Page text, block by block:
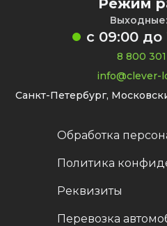
Режим
с 09:00до
8 800 301
info@clever-
Санкт-Петербург,
Обработка
Политика
Реквизиты
Перевозка